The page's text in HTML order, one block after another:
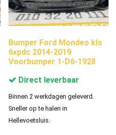
Bumper Ford Mondeo kls
6xpdc 2014-2019
Voorbumper 1-D6-1928
Direct leverbaar
Binnen 2 werkdagen geleverd.
Sneller op te halen in
Hellevoetsluis.